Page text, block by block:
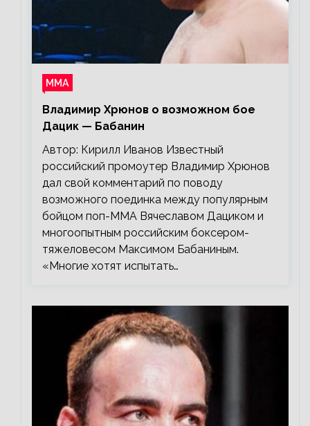
ММА
Владимир Хрюнов о возможном бое
Дацик — Бабанин
Автор: Кирилл Иванов Известный
российский промоутер Владимир Хрюнов
дал свой комментарий по поводу
возможного поединка между популярным
бойцом поп-ММА Вячеславом Дациком и
многоопытным российским боксером-
тяжеловесом Максимом Бабаниным.
«Многие хотят испытать…